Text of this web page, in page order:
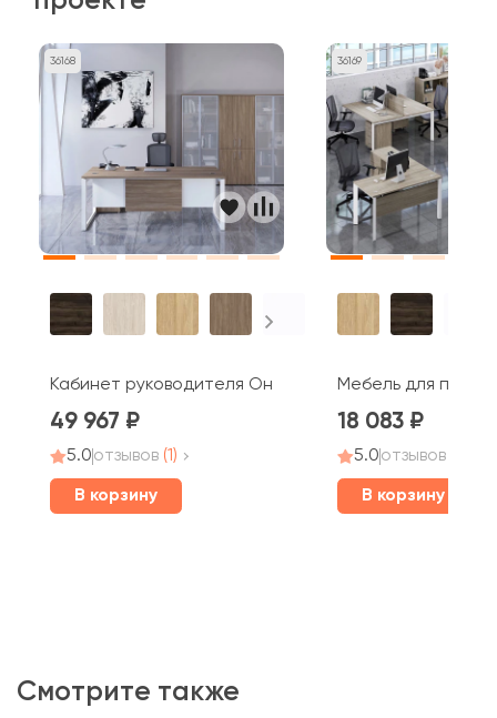
36168
Кабинет руководителя Оникс Директ / Onix Direct
49 967
5.0отзывов (1)
В корзину
36169
Мебель для
18 083
5.0отзывов
В корзину
Смотрите также